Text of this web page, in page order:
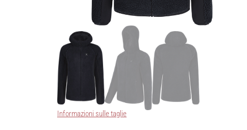
Informazioni sulle taglie